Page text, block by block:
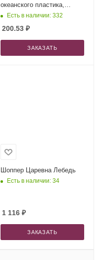
океанского пластика,
голубая
Есть в наличии: 332
200.53₽
ЗАКАЗАТЬ
Шоппер Царевна Лебедь
Есть в наличии: 34
1 116₽
ЗАКАЗАТЬ